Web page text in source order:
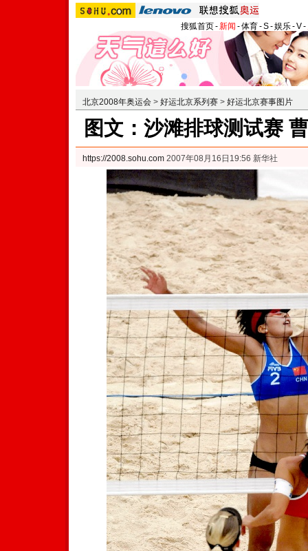
搜狐首页-新闻 -体育-S-娱乐-V-
北京2008年奥运会 > 好运北京系列赛 > 好运北京赛事图片
图文：沙滩排球测试赛
https://2008.sohu.com 2007年08月16日19:56 新华社